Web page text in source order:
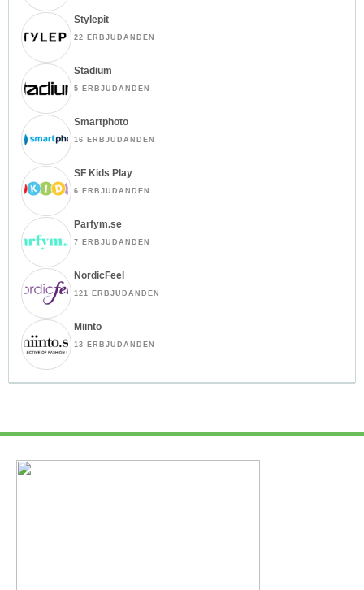
Stylepit
22 ERBJUDANDEN
Stadium
5 ERBJUDANDEN
Smartphoto
16 ERBJUDANDEN
SF Kids Play
6 ERBJUDANDEN
Parfym.se
7 ERBJUDANDEN
NordicFeel
121 ERBJUDANDEN
Miinto
13 ERBJUDANDEN